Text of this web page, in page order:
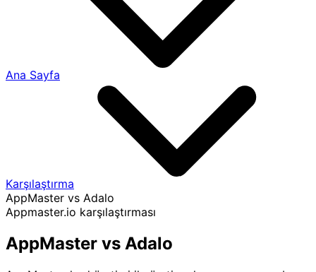
Ana Sayfa
Karşılaştırma
AppMaster vs Adalo
Appmaster.io karşılaştırması
AppMaster vs Adalo